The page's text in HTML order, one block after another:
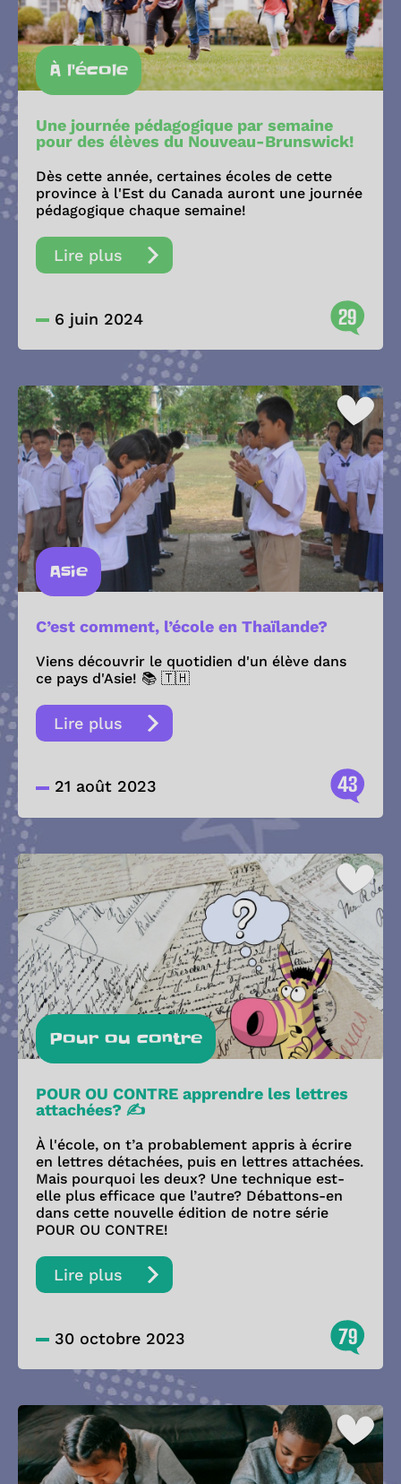
À l'école
Une journée pédagogique par semaine
pour des élèves du Nouveau-Brunswick!
Dès cette année, certaines écoles de cette
province à l'Est du Canada auront une journée
pédagogique chaque semaine!
Lire plus
6 juin 2024 29
Asie
C’est comment, l’école en Thaïlande?
Viens découvrir le quotidien d'un élève dans
ce pays d'Asie! 📚 🇹🇭
Lire plus
21 août 2023 43
Pour ou contre
POUR OU CONTRE apprendre les lettres
attachées? ✍️
À l'école, on t’a probablement appris à écrire
en lettres détachées, puis en lettres attachées.
Mais pourquoi les deux? Une technique est-
elle plus efficace que l’autre? Débattons-en
dans cette nouvelle édition de notre série
POUR OU CONTRE!
Lire plus
30 octobre 2023 79